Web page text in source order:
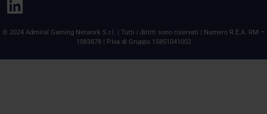
© 2024 Admiral Gaming Network S.r.l. | Tutti i diritti sono riservati | Numero R.E.A. RM –
1083878 | P.Iva di Gruppo 15851041002